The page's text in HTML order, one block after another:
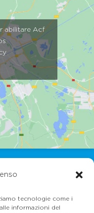
tecnologie come i
informazioni del
abilitare Acf